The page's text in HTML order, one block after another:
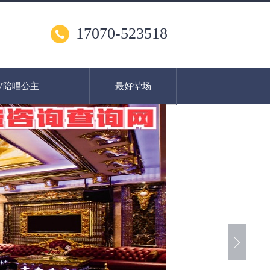
17070-523518
唱公主 最好荤场